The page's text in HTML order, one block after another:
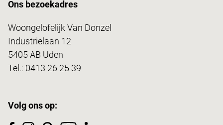
Ons bezoekadres
Woongelofelijk Van Donzel
Industrielaan 12
5405 AB Uden
Tel.: 0413 26 25 39
Volg ons op: